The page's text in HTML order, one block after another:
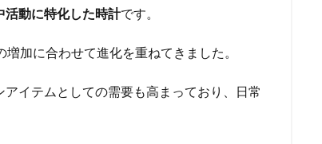
活動に特化した時計です。
加に合わせて進化を重ねてきました。
イテムとしての需要も高まっており、日常